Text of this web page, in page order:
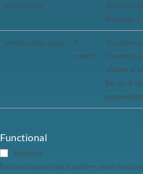
performance
store the
the category
viewed_cookie_policy
11
months
The cookie is
Consent
whether or
the use of
personal
Functional
Functional
Functional cookies help to perform certain